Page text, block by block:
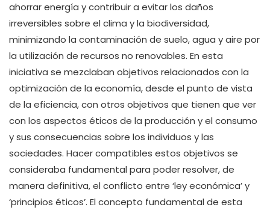
ahorrar energía y contribuir a evitar los daños
irreversibles sobre el clima y la biodiversidad,
minimizando la contaminación de suelo, agua y aire por
la utilización de recursos no renovables. En esta
iniciativa se mezclaban objetivos relacionados con la
optimización de la economía, desde el punto de vista
de la eficiencia, con otros objetivos que tienen que ver
con los aspectos éticos de la producción y el consumo
y sus consecuencias sobre los individuos y las
sociedades. Hacer compatibles estos objetivos se
consideraba fundamental para poder resolver, de
manera definitiva, el conflicto entre ‘ley económica’ y
‘principios éticos’. El concepto fundamental de esta